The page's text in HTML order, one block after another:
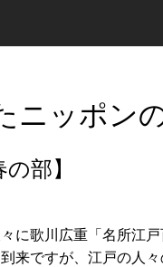
ニッポン
部】
に歌川広重「名所江戸
来ですが、江戸の人